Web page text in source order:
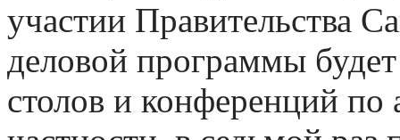
участии Правительства
деловой программы
столов и конференций